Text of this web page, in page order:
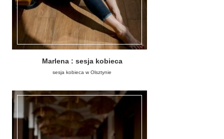
Marlena : sesja kobieca
sesja kobieca w Olsztynie